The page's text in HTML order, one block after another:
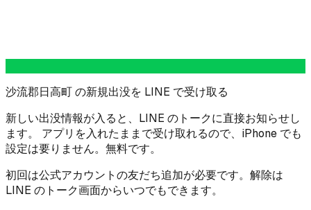
沙流郡日高町 の新規出没を LINE で受け取る
新しい出没情報が入ると、LINE のトークに直接お知らせし
ます。 アプリを入れたままで受け取れるので、iPhone でも
設定は要りません。無料です。
初回は公式アカウントの友だち追加が必要です。解除は
LINE のトーク画面からいつでもできます。